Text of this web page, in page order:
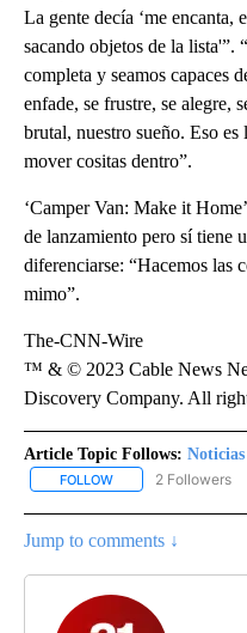
La gente decía ‘me encanta,
sacando objetos de la lista'”.
completa y seamos capaces
enfade, se frustre, se
brutal, nuestro sueño. Eso
mover cositas dentro”.
‘Camper Van: Make it
de lanzamiento pero sí tiene
diferenciarse: “Hacemos las
mimo”.
The-CNN-Wire
™ & © 2023 Cable News
Discovery Company. All
Article Topic Follows:
FOLLOW FOLLOW2 Followers
Jump to comments ↓